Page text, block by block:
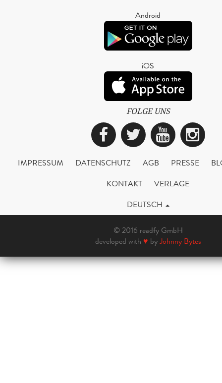
Android
iOS
FOLGE UNS
Facebook
Twitter
IMPRESSUM DATENSCHUTZ AGB PRESSE
KONTAKT
VERLAGE
DEUTSCH
© 2016 readfy GmbH
developed with ♥ byJohnny Bytes